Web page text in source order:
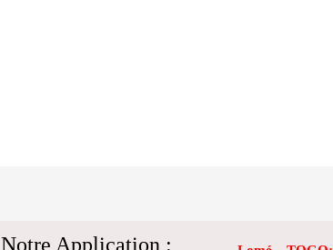
Notre Application :